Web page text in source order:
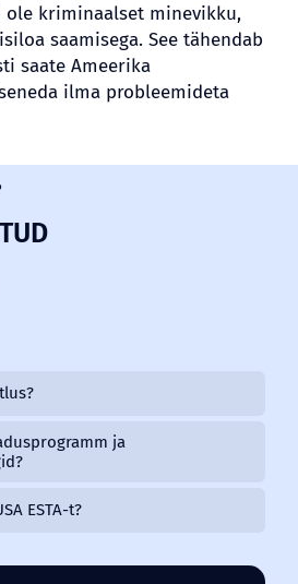
kriminaalset minevikku,
saamisega. See tähendab
saate Ameerika
ilma probleemideta
ja
ESTA-t?